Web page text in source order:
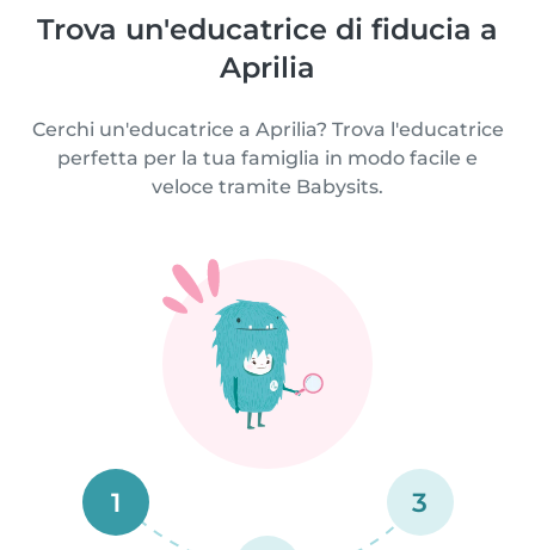
Trova un'educatrice di fiducia a
Aprilia
Cerchi un'educatrice a Aprilia? Trova l'educatrice
perfetta per la tua famiglia in modo facile e
veloce tramite Babysits.
1 3